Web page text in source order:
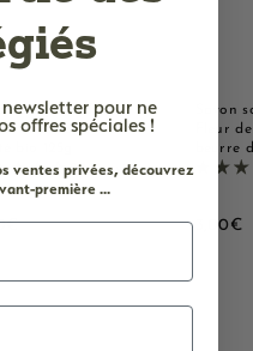
solide parfumé
- Au beurre de
2221 avis
3
Savon
Fleur
beurre
3,00€3
pour ne
offres spéciales !
ventes privées, découvrez
première ...